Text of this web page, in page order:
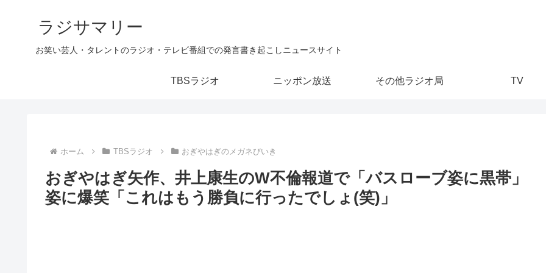
ラジサマリー
お笑い芸人・タレントのラジオ・テレビ番組での発言書き起こしニュースサイト
TBSラジオ ニッポン放送 その他ラジオ局 TV
ホーム TBSラジオ おぎやはぎのメガネびいき
おぎやはぎ矢作、井上康生のW不倫報道で「バスローブ姿に黒帯」
姿に爆笑「これはもう勝負に行ったでしょ(笑)」